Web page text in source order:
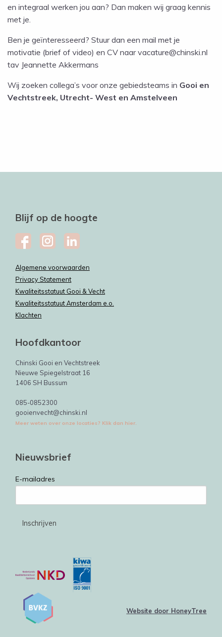
en integraal werken jou aan? Dan maken wij graag kennis
met je.
Ben je geïnteresseerd? Stuur dan een mail met je
motivatie (brief of video) en CV naar vacature@chinski.nl
tav Jeannette Akkermans
Wij zoeken collega’s voor onze gebiedsteams in Gooi en
Vechtstreek, Utrecht- West en Amstelveen
Blijf op de hoogte
Algemene voorwaarden
Privacy Statement
Kwaliteitsstatuut Gooi & Vecht
Kwaliteitsstatuut Amsterdam e.o.
Klachten
Hoofdkantoor
Chinski Gooi en Vechtstreek
Nieuwe Spiegelstraat 16
1406 SH Bussum
085-0852300
gooienvecht@chinski.nl
Meer weten over onze locaties? Klik dan hier.
Nieuwsbrief
E-mailadres
Website door HoneyTree